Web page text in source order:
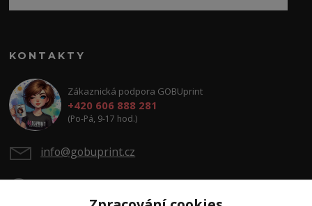
KONTAKTY
Zákaznická podpora GOBUprint
+420 606 888 281
(Po-Pá, 9-17 hod.)
info@gobuprint.cz